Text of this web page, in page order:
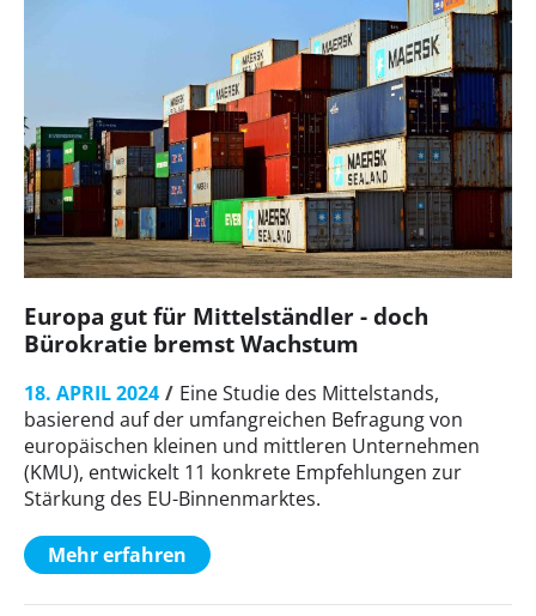
Europa gut für Mittelständler - doch
Bürokratie bremst Wachstum
18. APRIL 2024
Eine Studie des Mittelstands,
basierend auf der umfangreichen Befragung von
europäischen kleinen und mittleren Unternehmen
(KMU), entwickelt 11 konkrete Empfehlungen zur
Stärkung des EU-Binnenmarktes.
Mehr erfahren